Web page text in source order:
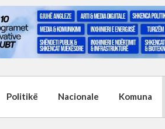
Politikë Nacionale Komuna